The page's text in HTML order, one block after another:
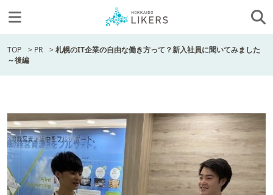
TOP > PR >札幌のIT企業の自由な働き方って？新入社員に聞いてみました
～後編